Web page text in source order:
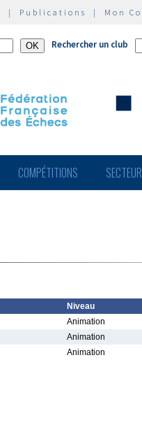
| Publications | Mon
Rechercher un club
COMPÉTITIONS
Niveau
Animation
Animation
Animation